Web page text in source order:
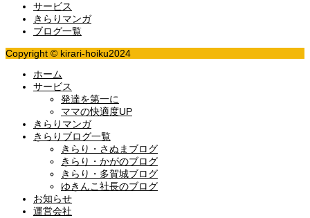
サービス
きらりマンガ
ブログ一覧
Copyright © kirari-hoiku2024
ホーム
サービス
発達を第一に
ママの快適度UP
きらりマンガ
きらりブログ一覧
きらり・さぬまブログ
きらり・かがのブログ
きらり・多賀城ブログ
ゆきんこ社長のブログ
お知らせ
運営会社